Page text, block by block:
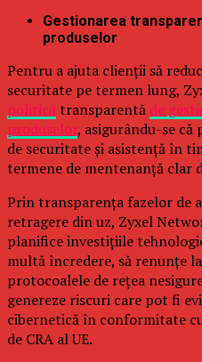
Gestionarea
produselor
Pentru a ajuta clienții să
securitate pe termen lung,
politică transparentă de
produselor, asigurându-se
de securitate și asistență în
termene de mentenanță clar
Prin transparența fazelor de
retragere din uz, Zyxel
planifice investițiile
multă încredere, să renunțe
protocoalele de rețea
genereze riscuri care pot fi
cibernetică în conformitate
de CRA al UE.